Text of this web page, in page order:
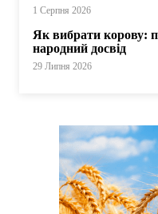
1 Серпня 2026
Як вибрати корову:
народний досвід
29 Липня 2026